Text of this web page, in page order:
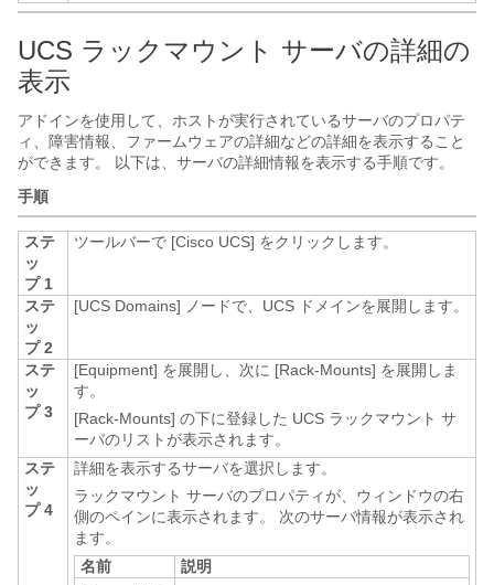
UCS ラックマウント サーバの詳細の
表示
アドインを使用して、ホストが実行されているサーバのプロパテ
ィ、障害情報、ファームウェアの詳細などの詳細を表示すること
ができます。 以下は、サーバの詳細情報を表示する手順です。
手順
ステ
ッ
プ 1
ツールバーで [Cisco UCS] をクリックします。
ステ
ッ
プ 2
[UCS Domains] ノードで、UCS ドメインを展開します。
ステ
ッ
プ 3
[Equipment] を展開し、次に [Rack-Mounts] を展開しま
す。
[Rack-Mounts] の下に登録した UCS ラックマウント サ
ーバのリストが表示されます。
ステ
ッ
プ 4
詳細を表示するサーバを選択します。
ラックマウント サーバのプロパティが、ウィンドウの右
側のペインに表示されます。 次のサーバ情報が表示され
ます。
名前
説明